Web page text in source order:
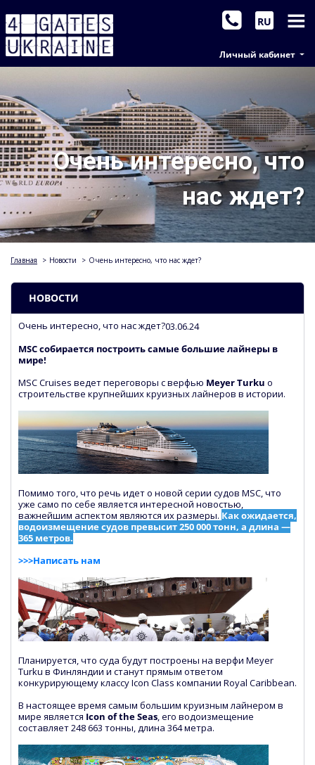
Личный кабинет
RU
Очень интересно, что
нас ждет?
Главная > Новости > Очень интересно, что нас ждет?
НОВОСТИ
Очень интересно, что нас ждет?03.06.24
MSC собирается построить самые большие лайнеры в
мире!
MSC Cruises ведет переговоры с верфью Meyer Turku о
строительстве крупнейших круизных лайнеров в истории.
Помимо того, что речь идет о новой серии судов MSC, что
уже само по себе является интересной новостью,
важнейшим аспектом являются их размеры. Как ожидается,
водоизмещение судов превысит 250 000 тонн, а длина —
365 метров.
>>>Написать нам
Планируется, что суда будут построены на верфи Meyer
Turku в Финляндии и станут прямым ответом
конкурирующему классу Icon Class компании Royal Caribbean.
В настоящее время самым большим круизным лайнером в
мире является Icon of the Seas, его водоизмещение
составляет 248 663 тонны, длина 364 метра.